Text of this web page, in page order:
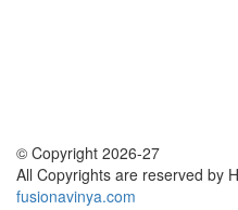
© Copyright 2026-27
All Copyrights are reserved by
fusionavinya.com